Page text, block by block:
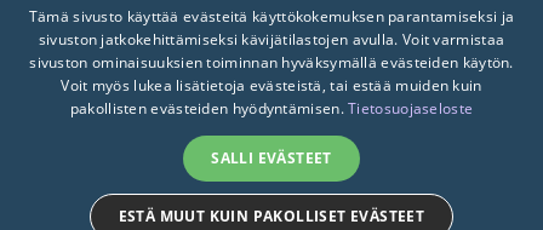
Tietosuojaseloste
Turvallisemman tilan periaatteet
© 2026 STTK. Made with ❤ byAvoin.Systems
FINNISH
SWEDISH
Tämä sivusto käyttää evästeitä käyttökokemuksen parantamiseksi ja
sivuston jatkokehittämiseksi kävijätilastojen avulla. Voit varmistaa
sivuston ominaisuuksien toiminnan hyväksymällä evästeiden käytön.
Voit myös lukea lisätietoja evästeistä, tai estää muiden kuin
pakollisten evästeiden hyödyntämisen.Tietosuojaseloste
SALLI EVÄSTEET
ESTÄ MUUT KUIN PAKOLLISET EVÄSTEET